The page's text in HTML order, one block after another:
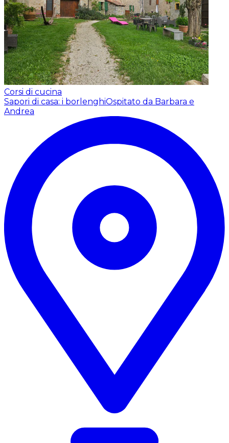
Corsi di cucina
Sapori di casa: i borlenghiOspitato da Barbara e
Andrea